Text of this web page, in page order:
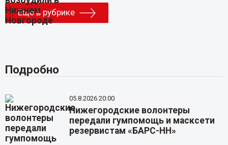
Еще в рубрике
Подробно
05.8.2026 20:00
Нижегородские волонтеры
передали гумпомощь и масксети
резервистам «БАРС-НН»